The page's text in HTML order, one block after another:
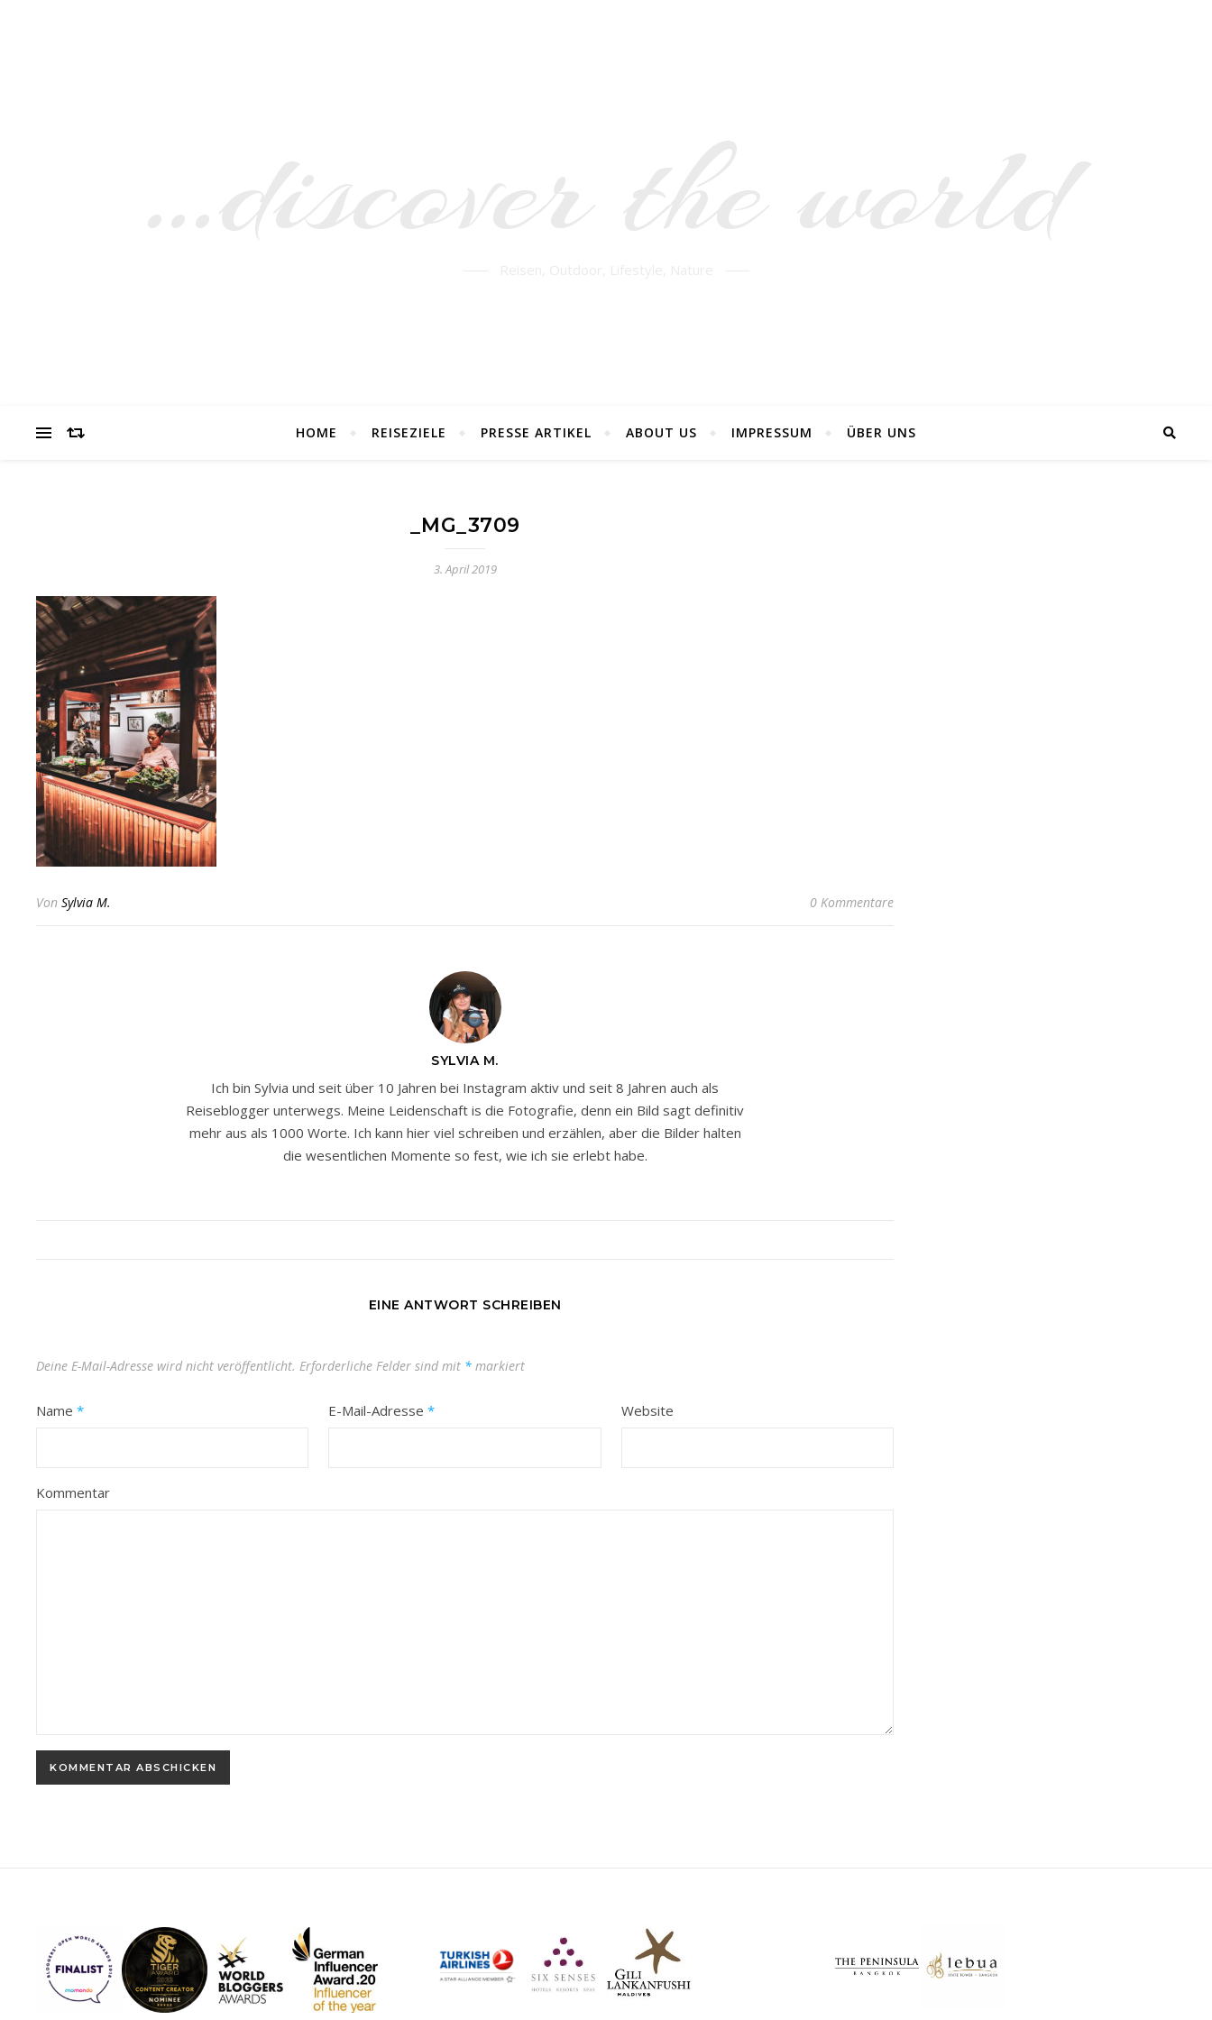
HOME REISEZIELE PRESSE ARTIKEL ABOUT US IMPRESSUM ÜBER UNS
_MG_3709
3. April 2019
Von Sylvia M. 0 Kommentare
SYLVIA M.
Ich bin Sylvia und seit über 10 Jahren bei Instagram aktiv und seit 8 Jahren auch als
Reiseblogger unterwegs. Meine Leidenschaft is die Fotografie, denn ein Bild sagt definitiv
mehr aus als 1000 Worte. Ich kann hier viel schreiben und erzählen, aber die Bilder halten
die wesentlichen Momente so fest, wie ich sie erlebt habe.
EINE ANTWORT SCHREIBEN
Deine E-Mail-Adresse wird nicht veröffentlicht. Erforderliche Felder sind mit * markiert
Name * E-Mail-Adresse* Website
Kommentar